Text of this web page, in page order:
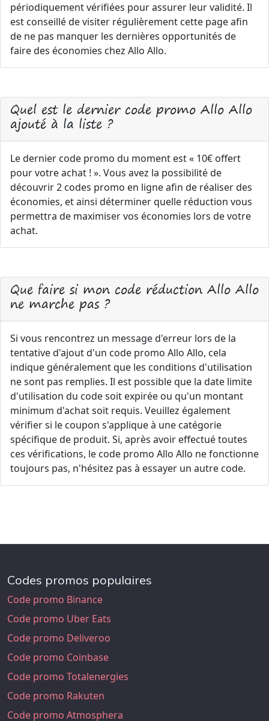
périodiquement vérifiées pour assurer leur validité. Il
est conseillé de visiter régulièrement cette page afin
de ne pas manquer les dernières opportunités de
faire des économies chez Allo Allo.
Quel est le dernier code promo Allo Allo
ajouté à la liste ?
Le dernier code promo du moment est « 10€ offert
pour votre achat ! ». Vous avez la possibilité de
découvrir 2 codes promo en ligne afin de réaliser des
économies, et ainsi déterminer quelle réduction vous
permettra de maximiser vos économies lors de votre
achat.
Que faire si mon code réduction Allo Allo
ne marche pas ?
Si vous rencontrez un message d'erreur lors de la
tentative d'ajout d'un code promo Allo Allo, cela
indique généralement que les conditions d'utilisation
ne sont pas remplies. Il est possible que la date limite
d'utilisation du code soit expirée ou qu'un montant
minimum d'achat soit requis. Veuillez également
vérifier si le coupon s'applique à une catégorie
spécifique de produit. Si, après avoir effectué toutes
ces vérifications, le code promo Allo Allo ne fonctionne
toujours pas, n'hésitez pas à essayer un autre code.
Codes promos populaires
Code promo Binance
Code promo Uber Eats
Code promo Deliveroo
Code promo Coinbase
Code promo Totalenergies
Code promo Rakuten
Code promo Atmosphera